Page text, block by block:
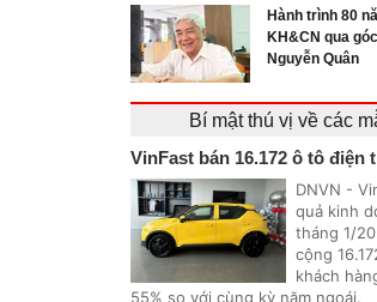
Hành trình 80
KH&CN qua
Nguyễn Quân
Bí mật thú vị về các
VinFast bán 16.172 ô tô điện
DNVN -
quả kinh
tháng 1/
cộng
khách
55% so với cùng kỳ năm ngoái.